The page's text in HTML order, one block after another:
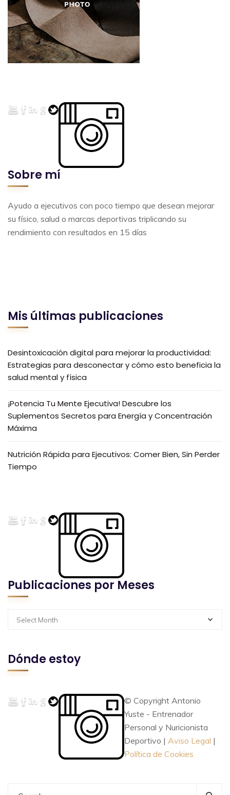
Sobre mí
Ayudo a ejecutivos con poco tiempo que desean mejorar
su físico, salud o marcas deportivas triplicando su
rendimiento con resultados en 15 días
Mis últimas publicaciones
Desintoxicación digital para mejorar la productividad:
Estrategias para desconectar y cómo esto beneficia la
salud mental y física
¡Potencia Tu Mente Ejecutiva! Descubre los
Suplementos Secretos para Energía y Concentración
Máxima
Nutrición Rápida para Ejecutivos: Comer Bien, Sin Perder
Tiempo
Publicaciones por Meses
Select Month
Dónde estoy
© Copyright Antonio
Yuste - Entrenador
Personal y Nuricionista
Deportivo | Aviso Legal |
Política de Cookies